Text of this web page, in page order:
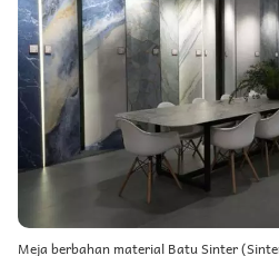
Meja berbahan material Batu Sinter